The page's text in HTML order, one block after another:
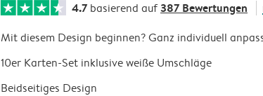
4.7 basierend auf387 Bewertungen
Mit diesem Design beginnen? Ganz individuell
10er Karten-Set inklusive weiße Umschläge
Beidseitiges Design